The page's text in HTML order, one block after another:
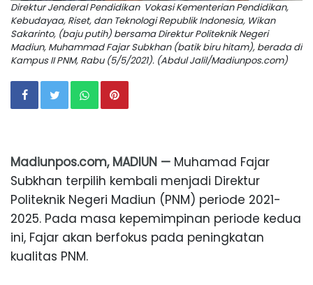
Direktur Jenderal Pendidikan Vokasi Kementerian Pendidikan,
Kebudayaa, Riset, dan Teknologi Republik Indonesia, Wikan
Sakarinto, (baju putih) bersama Direktur Politeknik Negeri
Madiun, Muhammad Fajar Subkhan (batik biru hitam), berada di
Kampus II PNM, Rabu (5/5/2021). (Abdul Jalil/Madiunpos.com)
Madiunpos.com, MADIUN — Muhamad Fajar
Subkhan terpilih kembali menjadi Direktur
Politeknik Negeri Madiun (PNM) periode 2021-
2025. Pada masa kepemimpinan periode kedua
ini, Fajar akan berfokus pada peningkatan
kualitas PNM.